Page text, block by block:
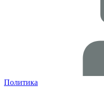
Политика